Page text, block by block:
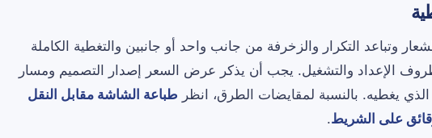
وتباعد التكرار والزخرفة من جانب واحد أو جانبين والتغطية الكاملة
الإعداد والتشغيل. يجب أن يذكر عرض السعر إصدار التصميم ومسار
الذي يغطيه. بالنسبة لمقايضات الطرق، انظر طباعة الشاشة مقابل النقل
على الشريط.